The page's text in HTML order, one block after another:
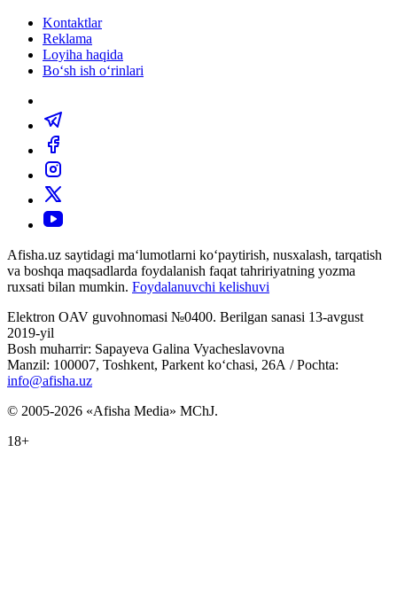
Kontaktlar
Reklama
Loyiha haqida
Bo‘sh ish o‘rinlari
Afisha.uz saytidagi ma‘lumotlarni ko‘paytirish, nusxalash, tarqatish
va boshqa maqsadlarda foydalanish faqat tahririyatning yozma
ruxsati bilan mumkin. Foydalanuvchi kelishuvi
Elektron OAV guvohnomasi №0400. Berilgan sanasi 13-avgust
2019-yil
Bosh muharrir: Sapayeva Galina Vyacheslavovna
Manzil: 100007, Toshkent, Parkent ko‘chasi, 26А / Pochta:
info@afisha.uz
© 2005-2026 «Afisha Media» MChJ.
18+